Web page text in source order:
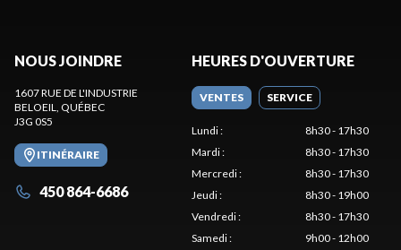
NOUS JOINDRE
1607 RUE DE L'INDUSTRIE
BELOEIL, QUÉBEC
J3G 0S5
ITINÉRAIRE
450 864-6686
HEURES D'OUVERTURE
VENTES SERVICE
Lundi:
8h30 - 17h30
Mardi:
8h30 - 17h30
Mercredi:
8h30 - 17h30
Jeudi:
8h30 - 19h00
Vendredi:
8h30 - 17h30
Samedi: 9h00 - 12h00